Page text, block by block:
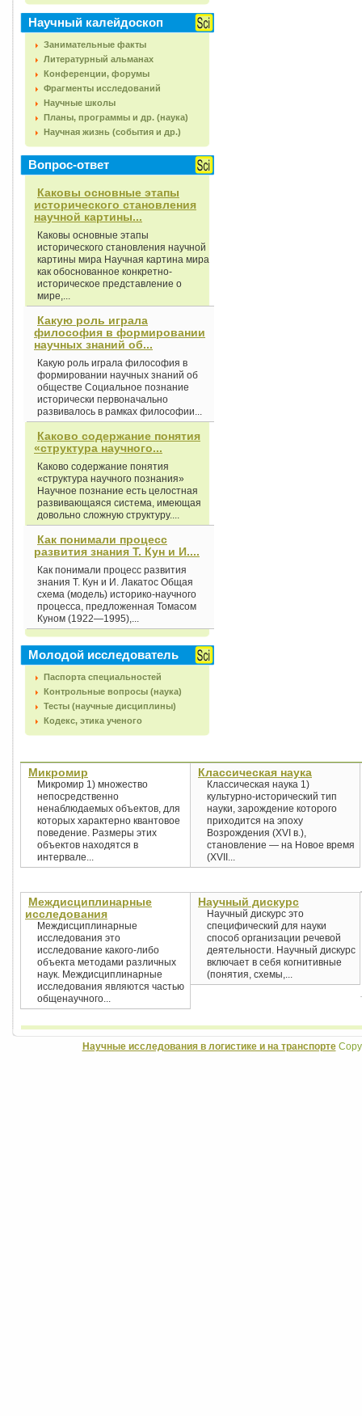
Научный калейдоскоп
Занимательные факты
Литературный альманах
Конференции, форумы
Фрагменты исследований
Научные школы
Планы, программы и др. (наука)
Научная жизнь (события и др.)
Вопрос-ответ
Каковы основные этапы
исторического становления
научной картины...
Каковы основные этапы
исторического становления научной
картины мира Научная картина мира
как обоснованное конкретно-
историческое представление о
мире,...
Какую роль играла
философия в формировании
научных знаний об...
Какую роль играла философия в
формировании научных знаний об
обществе Социальное познание
исторически первоначально
развивалось в рамках философии...
Каково содержание понятия
«структура научного...
Каково содержание понятия
«структура научного познания»
Научное познание есть целостная
развивающаяся система, имеющая
довольно сложную структуру....
Как понимали процесс
развития знания Т. Кун и И....
Как понимали процесс развития
знания Т. Кун и И. Лакатос Общая
схема (модель) историко-научного
процесса, предложенная Томасом
Куном (1922—1995),...
Молодой исследователь
Паспорта специальностей
Контрольные вопросы (наука)
Тесты (научные дисциплины)
Кодекс, этика ученого
Микромир
Микромир 1) множество
непосредственно
ненаблюдаемых объектов, для
которых характерно квантовое
поведение. Размеры этих
объектов находятся в
интервале...
Классическая наука
Классическая наука 1)
культурно-исторический тип
науки, зарождение которого
приходится на эпоху
Возрождения (XVI в.),
становление — на Новое время
(XVII...
Междисциплинарные
исследования
Междисциплинарные
исследования это
исследование какого-либо
объекта методами различных
наук. Междисциплинарные
исследования являются частью
общенаучного...
Научный дискурс
Научный дискурс это
специфический для науки
способ организации речевой
деятельности. Научный дискурс
включает в себя когнитивные
(понятия, схемы,...
Научные исследования в логистике и на транспорте